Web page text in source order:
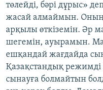
төлейді, бәрі дұрыс»
жасай алмаймын.
арқылы өткіземін. Әр
шегемін, ауырамын.
ешқандай жағдайда
Қазақстандық режимді
сынауға болмайтын